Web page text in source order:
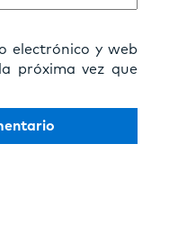
electrónico y web
próxima vez que